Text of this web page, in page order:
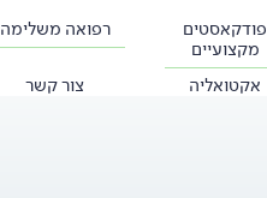
פודקאסטים
מקצועיים
רפואה משלימה
אקטואליה צור קשר